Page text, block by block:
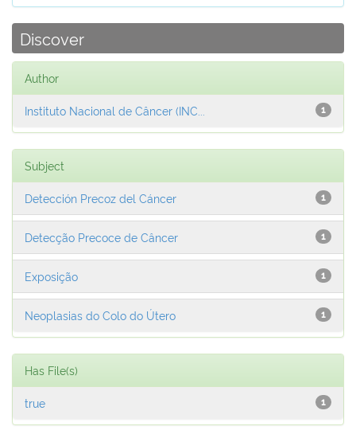
Discover
Author
1
Instituto Nacional de Câncer (INC...
Subject
1
Detección Precoz del Cáncer
1
Detecção Precoce de Câncer
1
Exposição
1
Neoplasias do Colo do Útero
Has File(s)
1
true